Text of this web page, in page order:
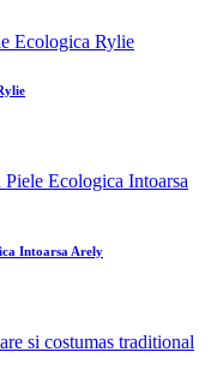
Intoarsa Arely